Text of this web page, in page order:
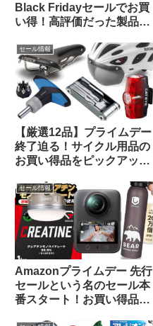
Black Fridayセールでお買
い得！高評価だった製品を
Blog限定クーポン情報あ
り】
セール情報
【厳選12品】プライムデー
終了迫る！サイクル用品の
お買い得品をピックアップ
セール情報
Amazonプライムデー 先行
セールという名のセール本
番スタート！お買い得品を